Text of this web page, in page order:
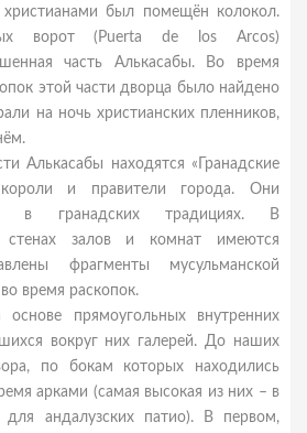
христианами был помещён колокол.
ворот (Puerta de los Arcos)
часть Алькасабы. Во время
этой части дворца было найдено
на ночь христианских пленников,
Алькасабы находятся «Гранадские
и правители города. Они
в гранадских традициях. В
стенах залов и комнат имеются
фрагменты мусульманской
время раскопок.
прямоугольных внутренних
вокруг них галерей. До наших
по бокам которых находились
арками (самая высокая из них – в
для андалузских патио). В первом,